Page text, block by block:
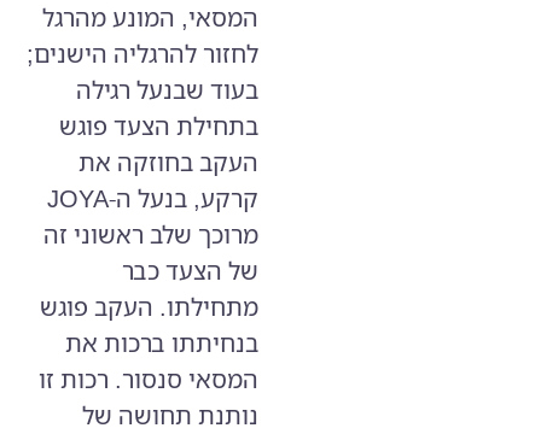
המסאי, המונע מהרגל
לחזור להרגליה הישנים;
בעוד שבנעל רגילה
בתחילת הצעד פוגש
העקב בחוזקה את
קרקע, בנעל ה-JOYA
מרוכך שלב ראשוני זה
של הצעד כבר
מתחילתו. העקב פוגש
בנחיתתו ברכות את
המסאי סנסור. רכות זו
נותנת תחושה של